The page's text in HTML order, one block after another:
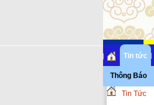
Tin tức
Thông Báo
Tin Tức